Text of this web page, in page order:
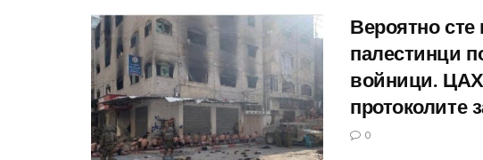
Вероятно
палестинци
войници.
протоколите
0